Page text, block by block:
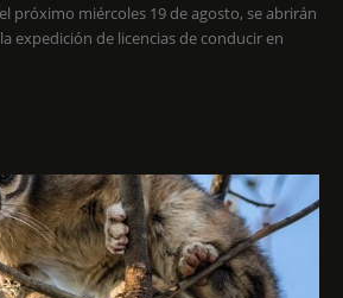
próximo miércoles 19 de agosto, se abrirán
expedición de licencias de conducir en